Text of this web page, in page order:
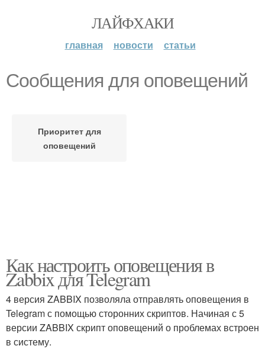
ЛАЙФХАКИ
главная новости статьи
Сообщения для оповещений
Приоритет для
оповещений
Как настроить оповещения в
Zabbix для Telegram
4 версия ZABBIX позволяла отправлять оповещения в
Telegram с помощью сторонних скриптов. Начиная с 5
версии ZABBIX скрипт оповещений о проблемах встроен
в систему.